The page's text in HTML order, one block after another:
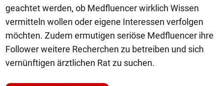
geachtet werden, ob Medfluencer wirklich Wissen
vermitteln wollen oder eigene Interessen verfolgen
möchten. Zudem ermutigen seriöse Medfluencer ihre
Follower weitere Recherchen zu betreiben und sich
vernünftigen ärztlichen Rat zu suchen.